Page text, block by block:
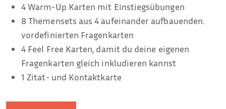
4 Warm-Up Karten mit Einstiegsübungen
8 Themensets aus 4 aufeinander aufbauenden.
vordefinierten Fragenkarten
4 Feel Free Karten, damit du deine eigenen
Fragenkarten gleich inkludieren kannst
1 Zitat- und Kontaktkarte